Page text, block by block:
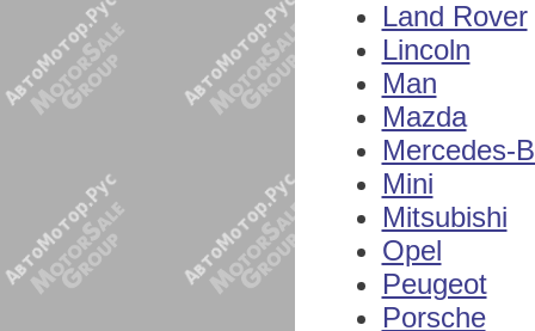
Land Rover
Lincoln
Man
Mazda
Mercedes-
Mini
Mitsubishi
Opel
Peugeot
Porsche